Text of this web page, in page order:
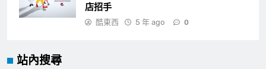
店招手
酷東西 5 年 ago 0
站內搜尋